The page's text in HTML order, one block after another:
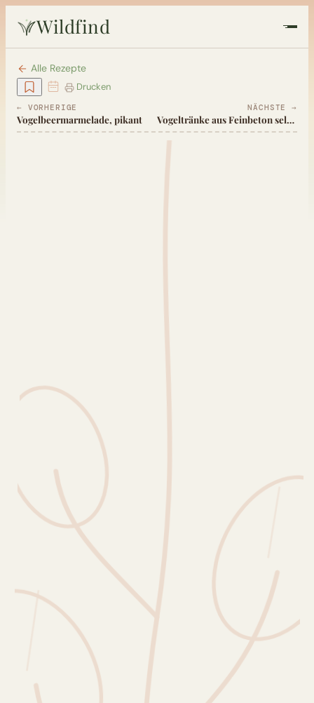
Wildfind
Startseite
Pflanzen
Blüten-Finder
Phänologie-Radar
Vogelstimmen
Gartenplaner
Düngeberater
Challenges
Wusstest du?
Sammlungen
Alle Rezepte
Drucken
← VORHERIGE
Vogelbeermarmelade, pikant
NÄCHSTE →
Vogeltränke aus Feinbeton selber machen